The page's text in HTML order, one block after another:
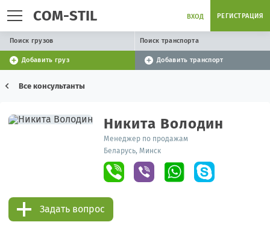
COM-STIL ВХОД РЕГИСТРАЦИЯ
Поиск грузов Поиск транспорта
Добавить груз Добавить транспорт
Все консультанты
Никита Володин
Менеджер по продажам
Беларусь, Минск
Задать вопрос